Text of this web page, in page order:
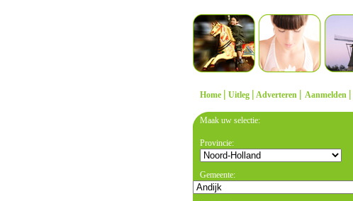
Home | Uitleg | Adverteren | Aanmelden |
Maak uw selectie:
Provincie:
Gemeente: